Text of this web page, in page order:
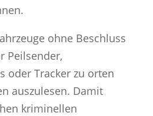
ohne Beschluss
Peilsender,
oder Tracker zu orten
auszulesen. Damit
kriminellen